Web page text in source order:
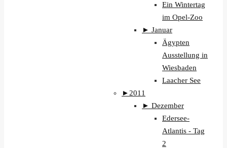
Ein Wintertag
im Opel-Zoo
► Januar
Ägypten
Ausstellung in
Wiesbaden
Laacher See
► 2011
► Dezember
Edersee-
Atlantis - Tag
2